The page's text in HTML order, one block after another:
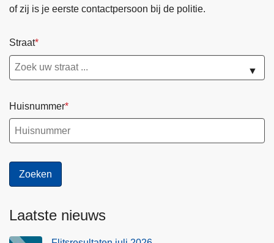
of zij is je eerste contactpersoon bij de politie.
Straat
▼
Huisnummer
Laatste nieuws